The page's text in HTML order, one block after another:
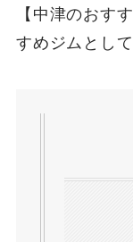
【中津のおす
すめジムとし